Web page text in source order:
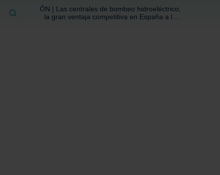
ÓN | Las centrales de bombeo hidroeléctrico,
la gran ventaja competitiva en España a la
BUSCAR